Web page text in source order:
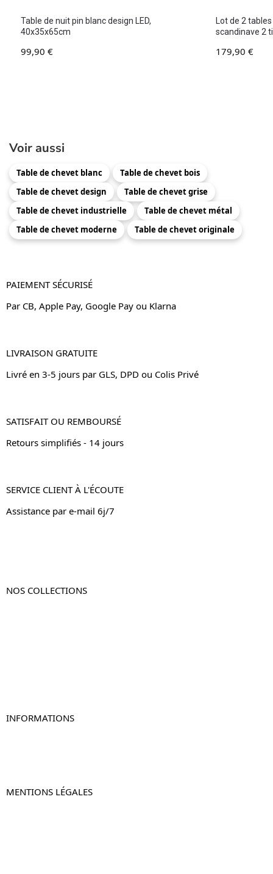
Table de nuit pin blanc design LED,
40x35x65cm
99,90 €
Lot de 2
scandinave 2
179,90 €
Voir aussi
Table de chevet blanc
Table de chevet bois
Table de chevet design
Table de chevet grise
Table de chevet industrielle
Table de chevet métal
Table de chevet moderne
Table de chevet originale
PAIEMENT SÉCURISÉ
Par CB, Apple Pay, Google Pay ou Klarna
LIVRAISON GRATUITE
Livré en 3-5 jours par GLS, DPD ou Colis Privé
SATISFAIT OU REMBOURSÉ
Retours simplifiés - 14 jours
SERVICE CLIENT À L'ÉCOUTE
Assistance par e-mail 6j/7
NOS COLLECTIONS
INFORMATIONS
MENTIONS LÉGALES